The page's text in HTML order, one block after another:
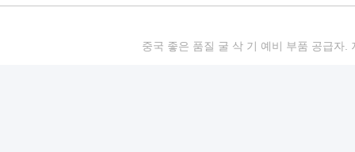
중국 좋은 품질 굴 삭 기 예비 부품 공급자